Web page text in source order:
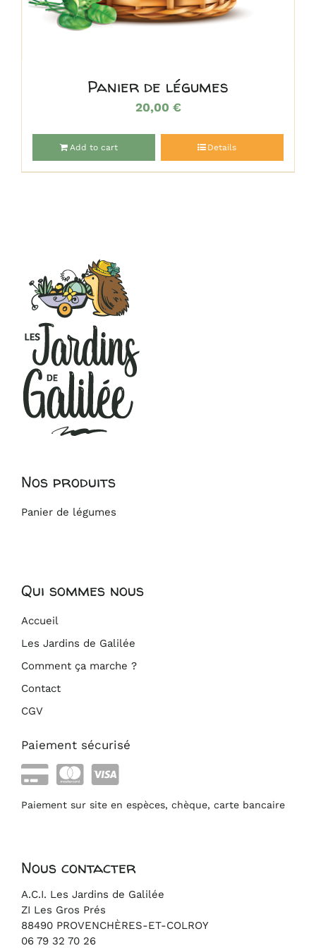
Panier de légumes
20,00 €
Add to cart Details
Nos produits
Panier de légumes
Qui sommes nous
Accueil
Les Jardins de Galilée
Comment ça marche ?
Contact
CGV
Paiement sécurisé
Paiement sur site en espèces, chèque, carte bancaire
Nous contacter
A.C.I. Les Jardins de Galilée
ZI Les Gros Prés
88490 PROVENCHÈRES-ET-COLROY
06 79 32 70 26